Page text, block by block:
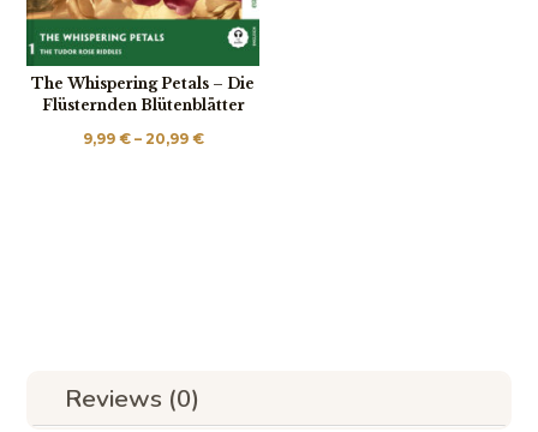
The Whispering Petals – Die
Flüsternden Blütenblätter
9,99 € – 20,99 €Price
Reviews (0)